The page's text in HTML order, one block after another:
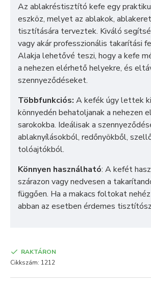
Az ablakréstisztító kefe egy
eszköz, melyet az ablakok,
tisztítására terveztek. Kiváló
vagy akár professzionális takarítási
Alakja lehetővé teszi, hogy a kefe
a nehezen elérhető helyekre, és
szennyeződéseket.
Többfunkciós: A kefék úgy lettek
könnyedén behatoljanak a nehezen
sarokokba. Ideálisak a
ablaknyílásokból, redőnyökből,
tolóajtókból.
Könnyen használható: A kefét
szárazon vagy nedvesen a
függően. Ha a makacs foltokat
abban az esetben érdemes
RAKTÁRON
Cikkszám: 1212